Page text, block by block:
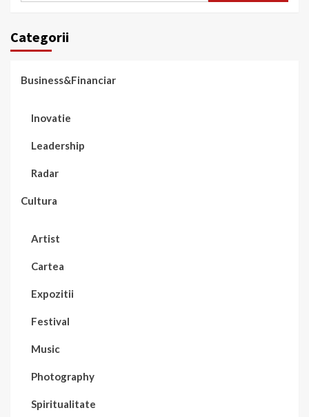
Categorii
Business&Financiar
Inovatie
Leadership
Radar
Cultura
Artist
Cartea
Expozitii
Festival
Music
Photography
Spiritualitate